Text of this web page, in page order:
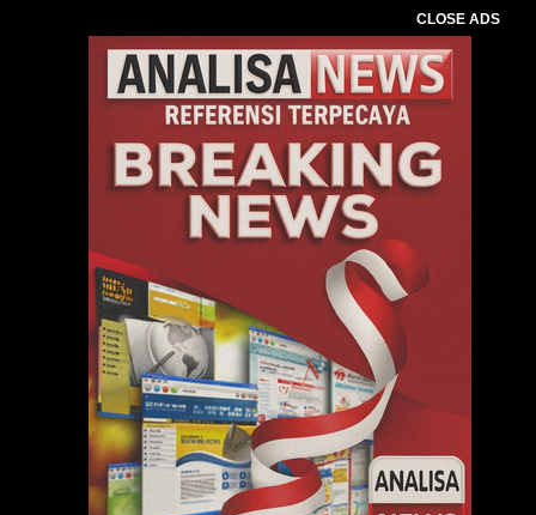
CLOSE ADS